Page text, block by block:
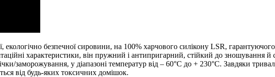
безпечної сировини, на 100% харчового силікону LSR, гарантуючого
характеристики, він пружний і антипригарний, стійкий до зношування
заморожування, у діапазоні температур від – 60°C до + 230°C. Завдяки
від будь-яких токсичних домішок.